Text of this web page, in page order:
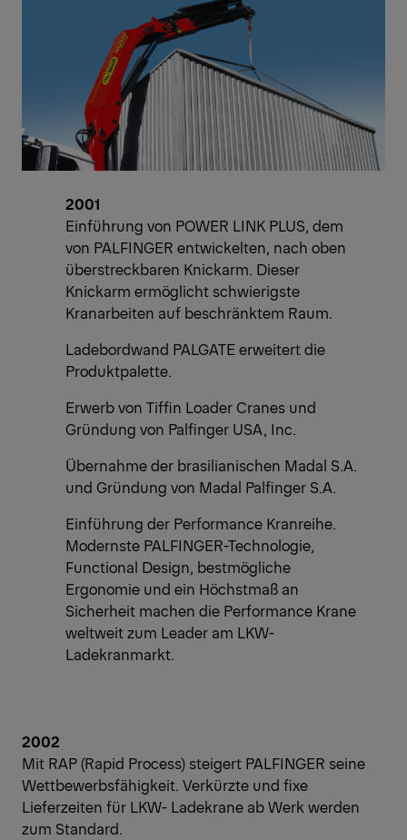
2001
Einführung von POWER LINK PLUS, dem
von PALFINGER entwickelten, nach oben
überstreckbaren Knickarm. Dieser
Knickarm ermöglicht schwierigste
Kranarbeiten auf beschränktem Raum.
Ladebordwand PALGATE erweitert die
Produktpalette.
Erwerb von Tiffin Loader Cranes und
Gründung von Palfinger USA, Inc.
Übernahme der brasilianischen Madal S.A.
und Gründung von Madal Palfinger S.A.
Einführung der Performance Kranreihe.
Modernste PALFINGER-Technologie,
Functional Design, bestmögliche
Ergonomie und ein Höchstmaß an
Sicherheit machen die Performance Krane
weltweit zum Leader am LKW-
Ladekranmarkt.
2002
Mit RAP (Rapid Process) steigert PALFINGER seine
Wettbewerbsfähigkeit. Verkürzte und fixe
Lieferzeiten für LKW- Ladekrane ab Werk werden
zum Standard.